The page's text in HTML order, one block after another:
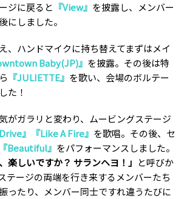
ジに戻ると 『View』 を披露し、メンバー
にしました。
、ハンドマイクに持ち替えてまずはメイ
Baby(JP)』 を披露。その後は特
『JULIETTE』 を歌い、会場のボルテー
た！
がガラリと変わり、ムービングステージ
Drive』『Like A Fire』 を歌唱。その後、セ
『Beautiful』 をパフォーマンスしました。
楽しいですか？ サランヘヨ！」 と呼びか
テージの両端を行き来するメンバーたち
ったり、メンバー同士ですれ違うたびに